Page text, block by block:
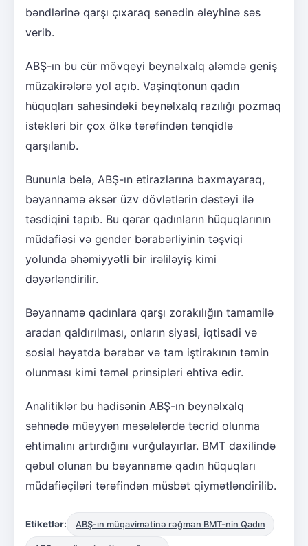
bəndlərinə qarşı çıxaraq sənədin əleyhinə səs
verib.
ABŞ-ın bu cür mövqeyi beynəlxalq aləmdə geniş
müzakirələrə yol açıb. Vaşinqtonun qadın
hüquqları sahəsindəki beynəlxalq razılığı pozmaq
istəkləri bir çox ölkə tərəfindən tənqidlə
qarşılanıb.
Bununla belə, ABŞ-ın etirazlarına baxmayaraq,
bəyannamə əksər üzv dövlətlərin dəstəyi ilə
təsdiqini tapıb. Bu qərar qadınların hüquqlarının
müdafiəsi və gender bərabərliyinin təşviqi
yolunda əhəmiyyətli bir irəliləyiş kimi
dəyərləndirilir.
Bəyannamə qadınlara qarşı zorakılığın tamamilə
aradan qaldırılması, onların siyasi, iqtisadi və
sosial həyatda bərabər və tam iştirakının təmin
olunması kimi təməl prinsipləri ehtiva edir.
Analitiklər bu hadisənin ABŞ-ın beynəlxalq
səhnədə müəyyən məsələlərdə təcrid olunma
ehtimalını artırdığını vurğulayırlar. BMT daxilində
qəbul olunan bu bəyannamə qadın hüquqları
müdafiəçiləri tərəfindən müsbət qiymətləndirilib.
Etiketlər: ABŞ-ın müqavimətinə rəğmən BMT-nin Qadın